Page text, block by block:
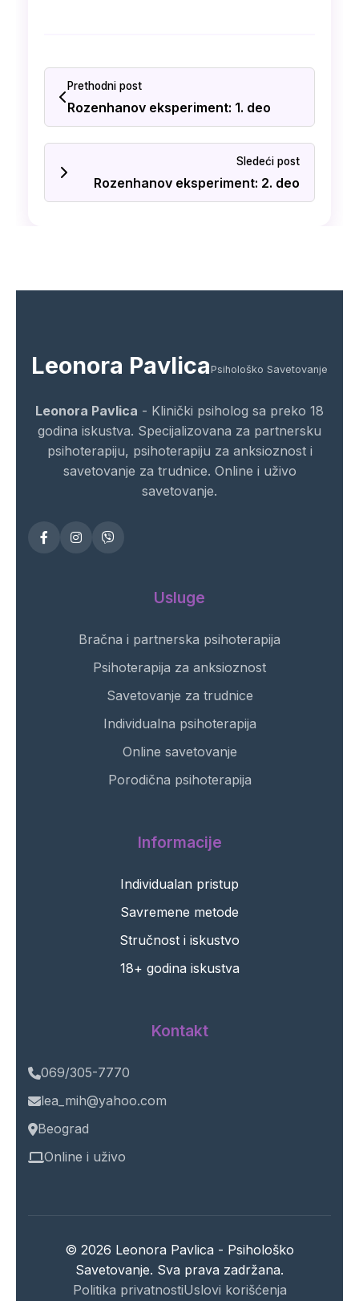
Prethodni post
Rozenhanov eksperiment: 1. deo
Sledeći post
Rozenhanov eksperiment: 2. deo
Leonora Pavlica Psihološko Savetovanje
Leonora Pavlica - Klinički psiholog sa preko 18
godina iskustva. Specijalizovana za partnersku
psihoterapiju, psihoterapiju za anksioznost i
savetovanje za trudnice. Online i uživo
savetovanje.
Usluge
Bračna i partnerska psihoterapija
Psihoterapija za anksioznost
Savetovanje za trudnice
Individualna psihoterapija
Online savetovanje
Porodična psihoterapija
Informacije
Individualan pristup
Savremene metode
Stručnost i iskustvo
18+ godina iskustva
Kontakt
069/305-7770
lea_mih@yahoo.com
Beograd
Online i uživo
© 2026 Leonora Pavlica - Psihološko
Savetovanje. Sva prava zadržana.
Politika privatnostiUslovi korišćenja